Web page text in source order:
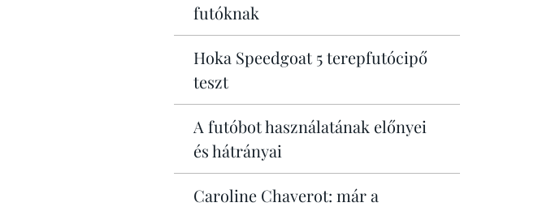
futóknak
Hoka Speedgoat 5 terepfutócipő
teszt
A futóbot használatának előnyei
és hátrányai
Caroline Chaverot: már a